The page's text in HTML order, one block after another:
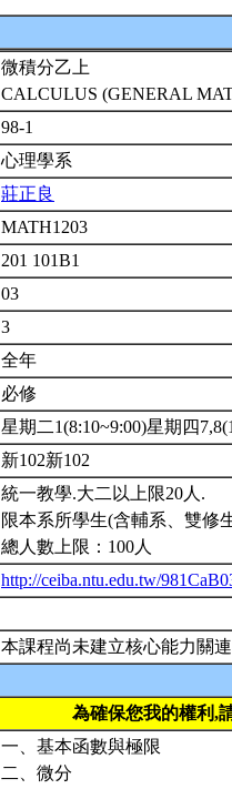
微積分乙上
CALCULUS (GENERAL
98-1
心理學系
莊正良
MATH1203
201 101B1
03
3
全年
必修
星期二1(8:10~9:00)星期四
新102新102
統一教學.大二以上限20人.
限本系所學生(含輔系、雙修
總人數上限：100人
http://ceiba.ntu.edu.tw/
本課程尚未建立核心能力關連
為確保您我的權利,
一、基本函數與極限
二、微分